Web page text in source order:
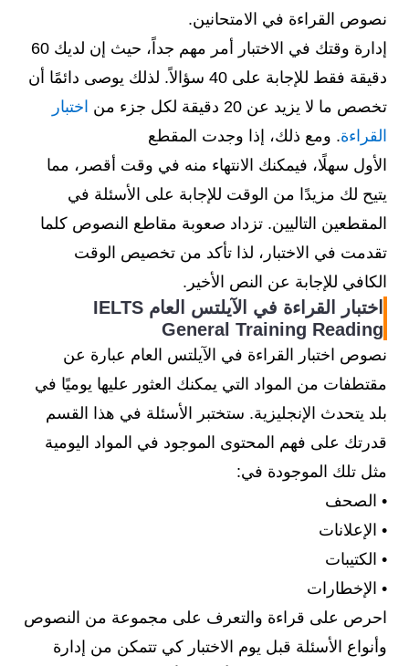
نصوص القراءة في الامتحانين.
إدارة وقتك في الاختبار أمر مهم جداً، حيث إن لديك 60
دقيقة فقط للإجابة على 40 سؤالاً. لذلك يوصى دائمًا أن
تخصص ما لا يزيد عن 20 دقيقة لكل جزء من
اختبار
القراءة. ومع ذلك، إذا وجدت المقطع
الأول سهلًا، فيمكنك الانتهاء منه في وقت أقصر، مما
يتيح لك مزيدًا من الوقت للإجابة على الأسئلة في
المقطعين التاليين. تزداد صعوبة مقاطع النصوص كلما
تقدمت في الاختبار، لذا تأكد من تخصيص الوقت
الكافي للإجابة عن النص الأخير.
اختبار القراءة في الآيلتس العام IELTS
General Training Reading
نصوص اختبار القراءة في الآيلتس العام عبارة عن
مقتطفات من المواد التي يمكنك العثور عليها يوميًا في
بلد يتحدث الإنجليزية. ستختبر الأسئلة في هذا القسم
قدرتك على فهم المحتوى الموجود في المواد اليومية
مثل تلك الموجودة في:
• الصحف
• الإعلانات
• الكتيبات
• الإخطارات
احرص على قراءة والتعرف على مجموعة من النصوص
وأنواع الأسئلة قبل يوم الاختبار كي تتمكن من إدارة